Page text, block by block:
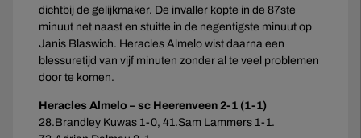
dichtbij de gelijkmaker. De invaller kopte in de 87ste
minuut net naast en stuitte in de negentigste minuut op
Janis Blaswich. Heracles Almelo wist daarna een
blessuretijd van vijf minuten zonder al te veel problemen
door te komen.
Heracles Almelo – sc Heerenveen 2-1 (1-1)
28.Brandley Kuwas 1-0, 41.Sam Lammers 1-1.